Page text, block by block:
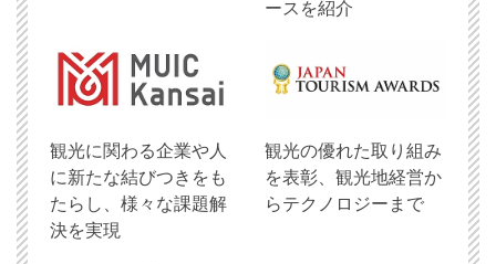
ースを紹介
観光に関わる企業や人
に新たな結びつきをも
たらし、様々な課題解
決を実現
観光の優れた取り組み
を表彰、観光地経営か
らテクノロジーまで